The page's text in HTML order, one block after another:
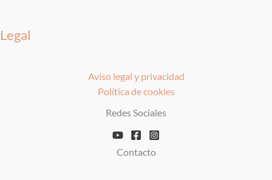
Legal
Aviso legal y privacidad
Política de cookies
Redes Sociales
Contacto